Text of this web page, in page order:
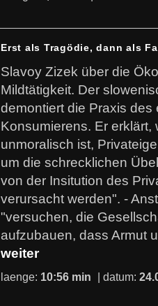
Erst als Tragödie, dann als
Slavoy Zizek über die
Mildtätigkeit. Der
demontiert die Praxis des
Konsumierens. Er erklärt,
unmoralisch ist,
um die schrecklichen
von der Insitution des
verursacht werden". -
"versuchen, die
aufzubauen, dass Armut
weiter
laenge: 10:56 min | datum: